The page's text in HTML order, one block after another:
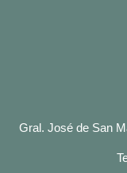
Gral. José de San